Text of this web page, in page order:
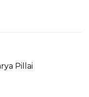
Pillai